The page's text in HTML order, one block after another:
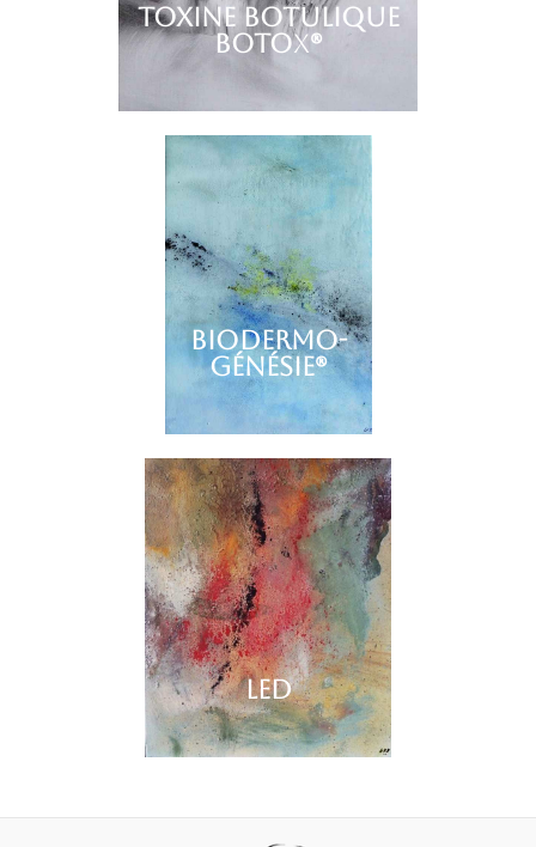
TOXINE BOTULIQUE
BOTOX®
Biodermo-
génésie®
LED